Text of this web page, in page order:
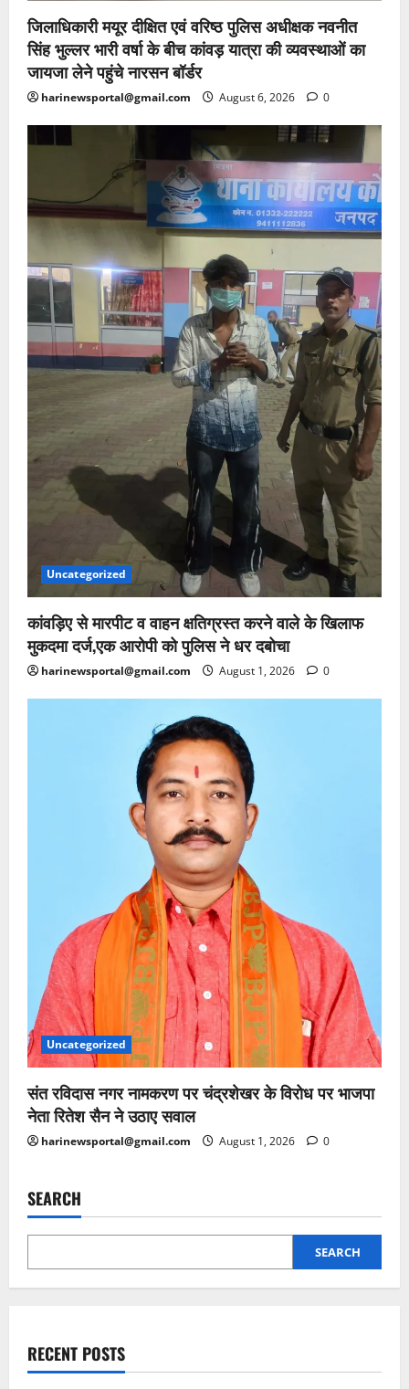
जिलाधिकारी मयूर दीक्षित एवं वरिष्ठ पुलिस अधीक्षक नवनीत
सिंह भुल्लर भारी वर्षा के बीच कांवड़ यात्रा की व्यवस्थाओं का
जायजा लेने पहुंचे नारसन बॉर्डर
harinewsportal@gmail.com August 6, 2026 0
Uncategorized
कांवड़िए से मारपीट व वाहन क्षतिग्रस्त करने वाले के खिलाफ
मुकदमा दर्ज,एक आरोपी को पुलिस ने धर दबोचा
harinewsportal@gmail.com August 1, 2026 0
Uncategorized
संत रविदास नगर नामकरण पर चंद्रशेखर के विरोध पर भाजपा
नेता रितेश सैन ने उठाए सवाल
harinewsportal@gmail.com August 1, 2026 0
SEARCH
SEARCH
RECENT POSTS